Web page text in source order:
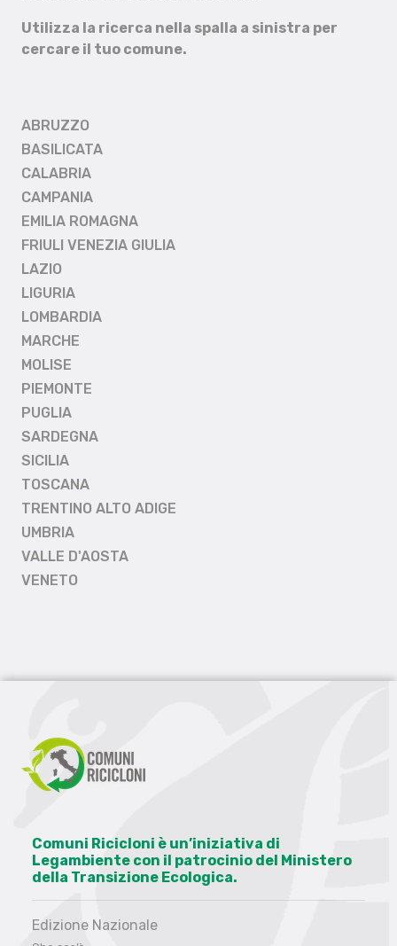
Utilizza la ricerca nella spalla a sinistra per
cercare il tuo comune.
ABRUZZO
BASILICATA
CALABRIA
CAMPANIA
EMILIA ROMAGNA
FRIULI VENEZIA GIULIA
LAZIO
LIGURIA
LOMBARDIA
MARCHE
MOLISE
PIEMONTE
PUGLIA
SARDEGNA
SICILIA
TOSCANA
TRENTINO ALTO ADIGE
UMBRIA
VALLE D'AOSTA
VENETO
Comuni Ricicloni è un’iniziativa di
Legambiente con il patrocinio del Ministero
della Transizione Ecologica.
Edizione Nazionale